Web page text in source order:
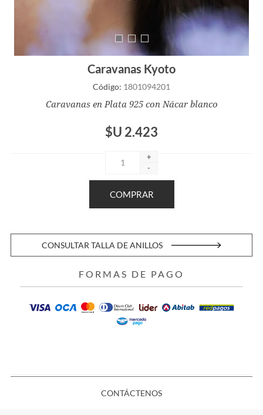
Caravanas Kyoto
Código: 1801094201
Caravanas en Plata 925 con Nácar blanco
$U 2.423
+
-
CONSULTAR TALLA DE ANILLOS
FORMAS DE PAGO
CONTÁCTENOS